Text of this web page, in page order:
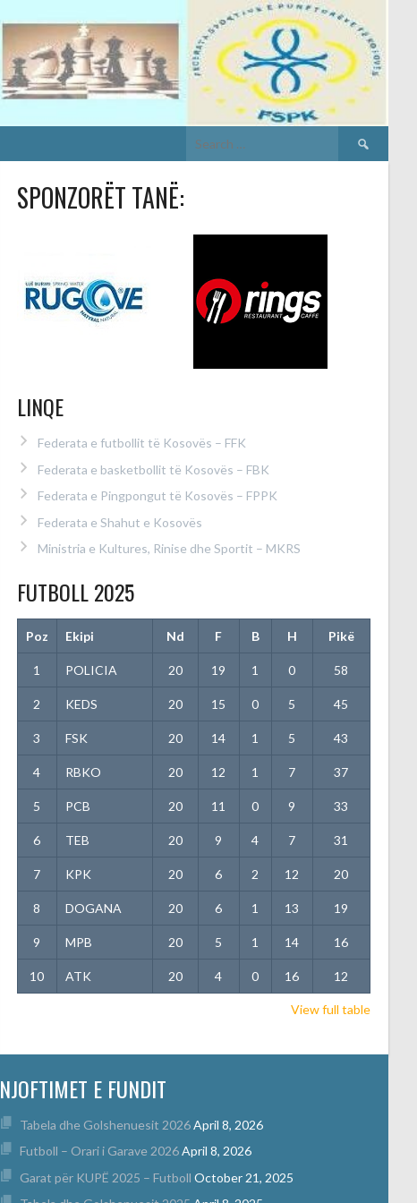
Search
for:
SPONZORËT TANË:
LINQE
Federata e futbollit të Kosovës – FFK
Federata e basketbollit të Kosovës – FBK
Federata e Pingpongut të Kosovës – FPPK
Federata e Shahut e Kosovës
Ministria e Kultures, Rinise dhe Sportit – MKRS
FUTBOLL 2025
Poz Ekipi Nd F B H Pikë
1 POLICIA 20 19 1 0 58
2 KEDS 20 15 0 5 45
3 FSK 20 14 1 5 43
4 RBKO 20 12 1 7 37
5 PCB 20 11 0 9 33
6 TEB 20 9 4 7 31
7 KPK 20 6 2 12 20
8 DOGANA 20 6 1 13 19
9 MPB 20 5 1 14 16
10 ATK 20 4 0 16 12
View full table
NJOFTIMET E FUNDIT
Tabela dhe Golshenuesit 2026 April 8, 2026
Futboll – Orari i Garave 2026 April 8, 2026
Garat për KUPË 2025 – Futboll October 21, 2025